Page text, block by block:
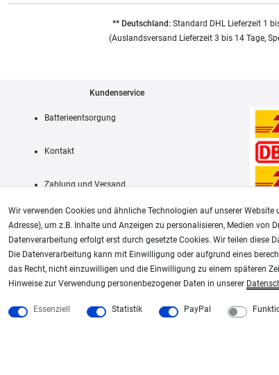
** Deutschland:Standard DHL Lieferzeit 1
(Auslandsversand Lieferzeit 3 bis 14 Tage,
Kundenservice
Batterieentsorgung
Kontakt
Zahlung und Versand
AGB
Unsere weiteren Shops:
Schmincke Künstlerfarben das Gesamtsortiment
Wir verwenden Cookies und ähnliche Technologien auf unserer
Adresse), um z.B. Inhalte und Anzeigen zu personalisieren, Medien
Datenverarbeitung erfolgt erst durch gesetzte Cookies. Wir teilen diese
Die Datenverarbeitung kann mit Einwilligung oder aufgrund eines
das Recht, nicht einzuwilligen und die Einwilligung zu einem späteren
Hinweise zur Verwendung personenbezogener Daten in unserer
Essenziell Statistik PayPal